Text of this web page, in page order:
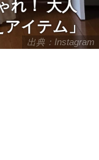
出典：Instagram
れ！ 大人
イテム」